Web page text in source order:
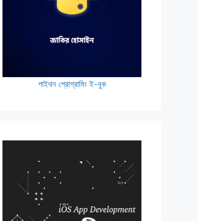
পাইথন প্রোগ্রামিং ই-বুক